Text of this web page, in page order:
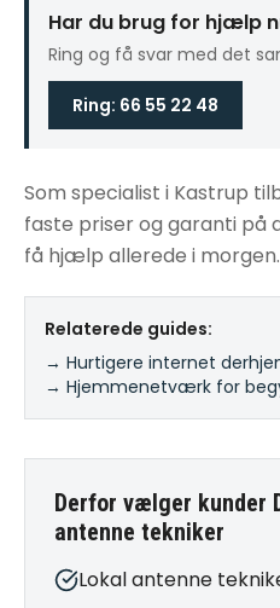
Har du brug for hjælp
Ring og få svar med det
Ring: 66 55 22 48
Som specialist i Kastrup
faste priser og garanti på
få hjælp allerede i morgen.
Relaterede guides:
→ Hurtigere internet
→ Hjemmenetværk for
Derfor vælger kunder
antenne tekniker
Lokal antenne